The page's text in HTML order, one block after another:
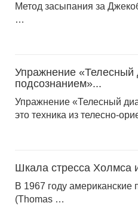
Метод засыпания за
…
Упражнение «Телесный
подсознанием»...
Упражнение «Телесный
это техника из телесно-
Шкала стресса Холмса
В 1967 году
(Thomas …